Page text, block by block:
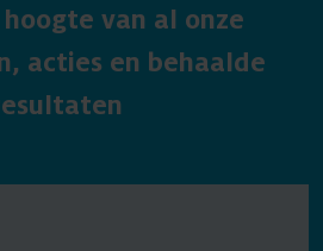
van al onze
acties en behaalde